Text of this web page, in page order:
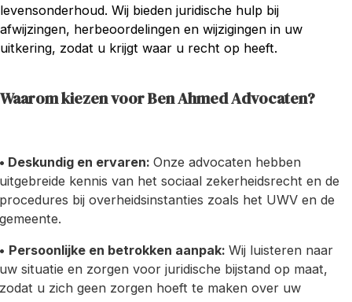
levensonderhoud. Wij bieden juridische hulp bij
afwijzingen, herbeoordelingen en wijzigingen in uw
uitkering, zodat u krijgt waar u recht op heeft.
Waarom kiezen voor Ben Ahmed Advocaten?
• Deskundig en ervaren: Onze advocaten hebben
uitgebreide kennis van het sociaal zekerheidsrecht en de
procedures bij overheidsinstanties zoals het UWV en de
gemeente.
• Persoonlijke en betrokken aanpak: Wij luisteren naar
uw situatie en zorgen voor juridische bijstand op maat,
zodat u zich geen zorgen hoeft te maken over uw